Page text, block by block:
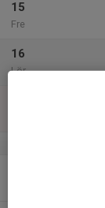
15
Fre
16
Lör